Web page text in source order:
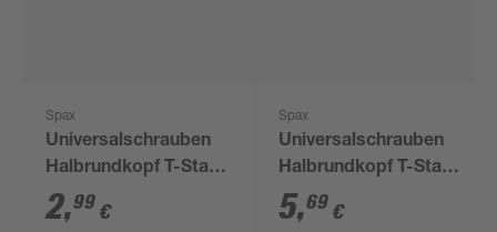
Spax
Universalschrauben
Halbrundkopf T-Star
plus T20 Stahl Ø 5 x
50 mm 6 Stück
2,99 €
Spax
Universalschrauben
Halbrundkopf T-Star
plus T20 Stahl Ø 6 x
50 mm 16 Stück
5,69 €